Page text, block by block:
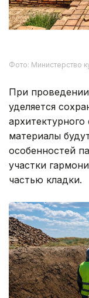
При проведении
уделяется
материалы
особенностей
участки